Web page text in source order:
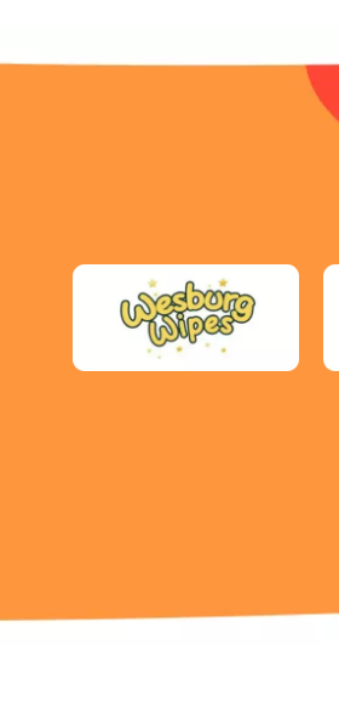
ด้วยสูตรอ่อนโยนและไม่ระคาย
สะอาดเหล่านี้ไม่เพียงแต่ใช้ทำค
เปลี่ยนผ้าอ้อมเท่านั้น แต่ยังเป็น
จำเป็นสำหรับทารกก่อนและหลั
เขาทำให้มือเล็กๆ สกปรกขณะ